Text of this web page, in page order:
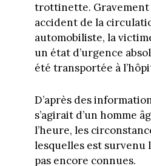
trottinette. Gravement
accident de la
automobiliste, la
un état d’urgence
été transportée à
D’après des
s’agirait d’un homme
l’heure, les
lesquelles est survenu
pas encore connues.